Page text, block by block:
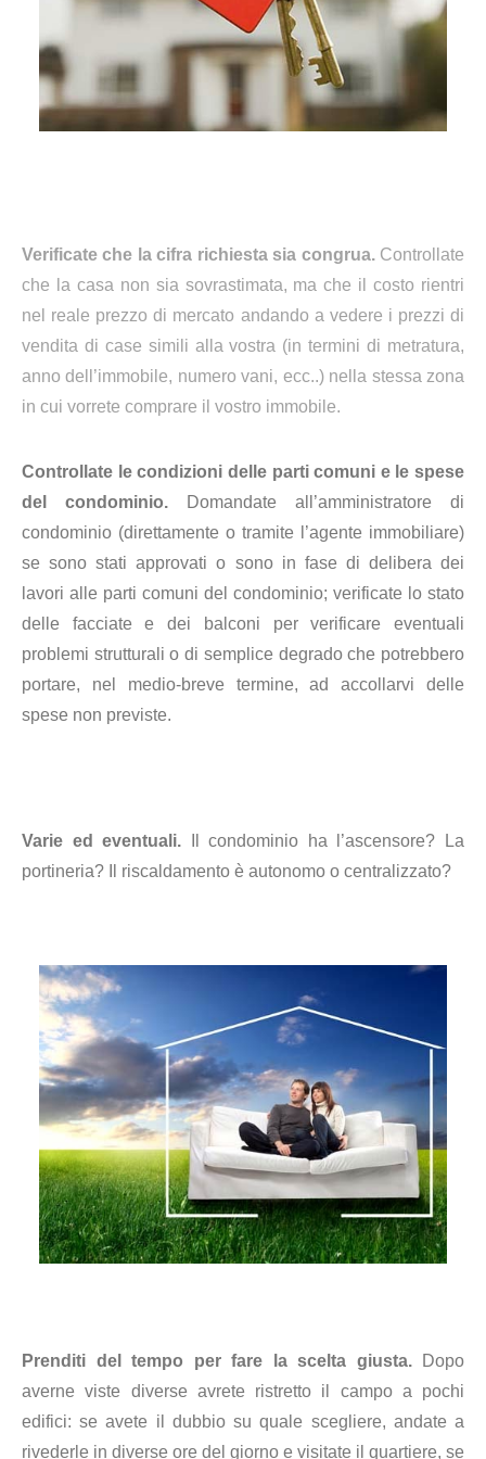
Verificate che la cifra richiesta sia congrua. Controllate
che la casa non sia sovrastimata, ma che il costo rientri
nel reale prezzo di mercato andando a vedere i prezzi di
vendita di case simili alla vostra (in termini di metratura,
anno dell’immobile, numero vani, ecc..) nella stessa zona
in cui vorrete comprare il vostro immobile.
Controllate le condizioni delle parti comuni e le spese
del condominio.
Domandate all’amministratore di
condominio (direttamente o tramite l’agente immobiliare)
se sono stati approvati o sono in fase di delibera dei
lavori alle parti comuni del condominio; verificate lo stato
delle facciate e dei balconi per verificare eventuali
problemi strutturali o di semplice degrado che potrebbero
portare, nel medio-breve termine, ad accollarvi delle
spese non previste.
Varie ed eventuali.
Il condominio ha l’ascensore? La
portineria? Il riscaldamento è autonomo o centralizzato?
Prenditi del tempo per fare la scelta giusta.Dopo
averne viste diverse avrete ristretto il campo a pochi
edifici: se avete il dubbio su quale scegliere, andate a
rivederle in diverse ore del giorno e visitate il quartiere, se